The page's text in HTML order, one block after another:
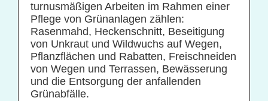
turnusmäßigen Arbeiten im Rahmen einer
Pflege von Grünanlagen zählen:
Rasenmahd, Heckenschnitt, Beseitigung
von Unkraut und Wildwuchs auf Wegen,
Pflanzflächen und Rabatten, Freischneiden
von Wegen und Terrassen, Bewässerung
und die Entsorgung der anfallenden
Grünabfälle.